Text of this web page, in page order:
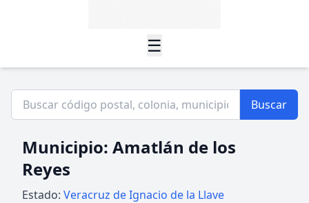
☰
Buscar
Municipio: Amatlán de los
Reyes
Estado: Veracruz de Ignacio de la Llave